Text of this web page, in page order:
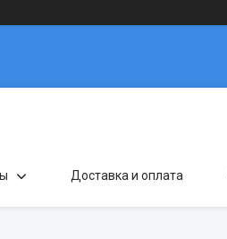
Доставка и оплата